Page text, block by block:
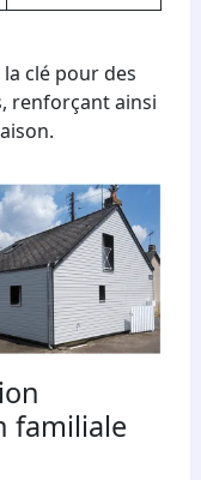
clé pour des
renforçant ainsi
familiale